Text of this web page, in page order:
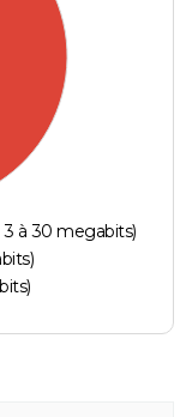
à 30 megabits)